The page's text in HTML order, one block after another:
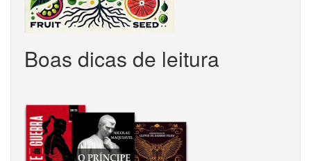
Boas dicas de leitura